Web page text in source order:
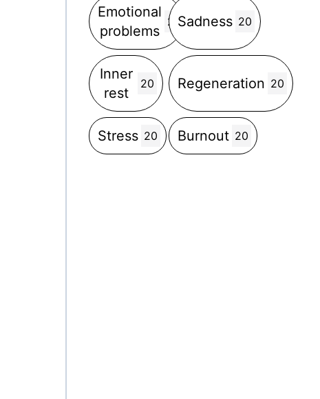
Emotional
problems
2 Sadness 20
Inner
rest
20 Regeneration 20
Stress 20 Burnout 20